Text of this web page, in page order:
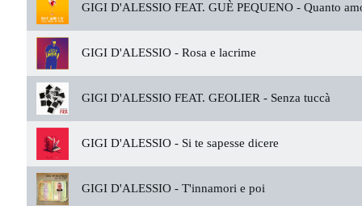
GIGI D'ALESSIO FEAT. GUÈ PEQUENO - Quanto
GIGI D'ALESSIO - Rosa e lacrime
GIGI D'ALESSIO FEAT. GEOLIER - Senza tuccà
GIGI D'ALESSIO - Si te sapesse dicere
GIGI D'ALESSIO - T'innamori e poi